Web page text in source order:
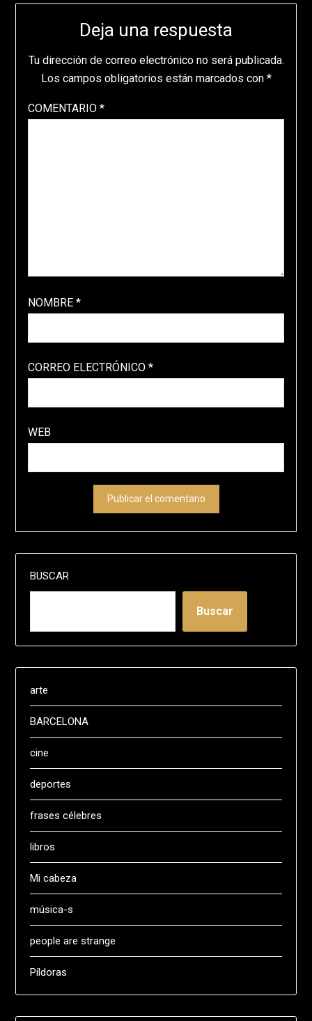
Deja una respuesta
Tu dirección de correo electrónico no será publicada.
Los campos obligatorios están marcados con *
COMENTARIO *
NOMBRE *
CORREO ELECTRÓNICO *
WEB
BUSCAR
Buscar
arte
BARCELONA
cine
deportes
frases célebres
libros
Mi cabeza
música-s
people are strange
Píldoras